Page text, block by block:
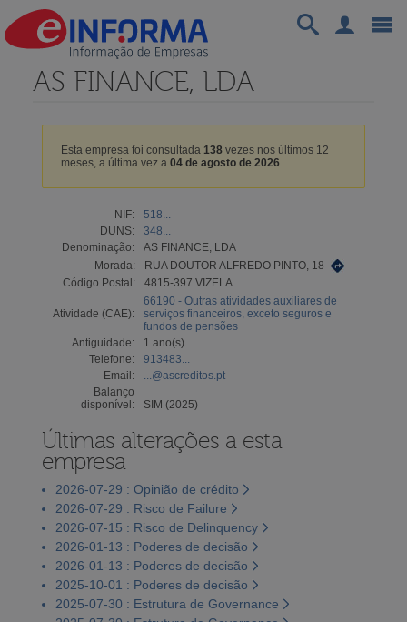
AS FINANCE, LDA
Esta empresa foi consultada 138vezes nos últimos 12
meses, a última vez a 04 de agosto de 2026.
NIF:
518...
DUNS:
348...
Denominação:
AS FINANCE, LDA
Morada:
RUA DOUTOR ALFREDO PINTO, 18
Código Postal:
4815-397 VIZELA
Atividade (CAE):
66190 - Outras atividades auxiliares de
serviços financeiros, exceto seguros e
fundos de pensões
Antiguidade:
1 ano(s)
Telefone:
913483...
Email:
...@ascreditos.pt
Balanço
disponível:
SIM (2025)
Últimas alterações a esta
empresa
2026-07-29 : Opinião de crédito
2026-07-29 : Risco de Failure
2026-07-15 : Risco de Delinquency
2026-01-13 : Poderes de decisão
2026-01-13 : Poderes de decisão
2025-10-01 : Poderes de decisão
2025-07-30 : Estrutura de Governance